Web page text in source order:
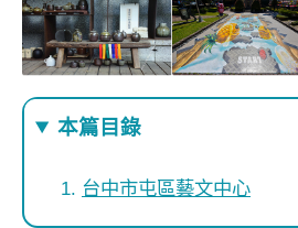
本篇目錄
台中市屯區藝文中心